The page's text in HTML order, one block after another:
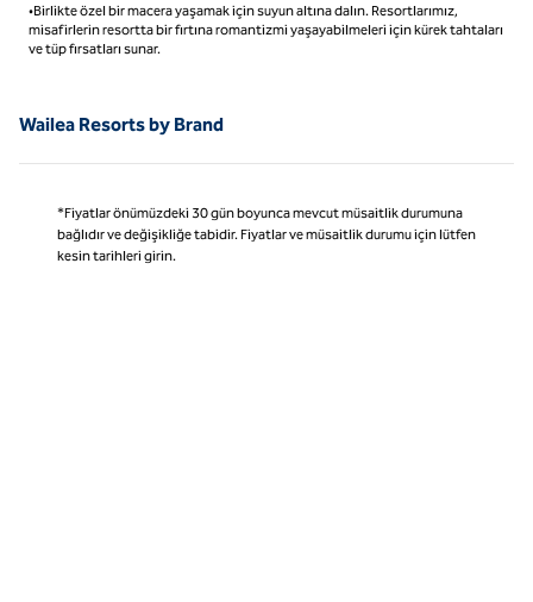
•Birlikte özel bir macera yaşamak için suyun altına dalın. Resortlarımız,
misafirlerin resortta bir fırtına romantizmi yaşayabilmeleri için kürek tahtaları
ve tüp fırsatları sunar.
Wailea Resorts by Brand
*Fiyatlar önümüzdeki 30 gün boyunca mevcut müsaitlik durumuna
bağlıdır ve değişikliğe tabidir. Fiyatlar ve müsaitlik durumu için lütfen
kesin tarihleri girin.